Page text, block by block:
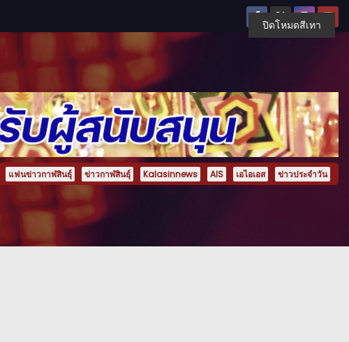
แฟนข่าวกาฬสินธุ์ ข่าวกาฬสินธุ์ Kalasinnews AIS เอไอเอส ข่าวประจำวัน
ปิดโหมดสีเทา